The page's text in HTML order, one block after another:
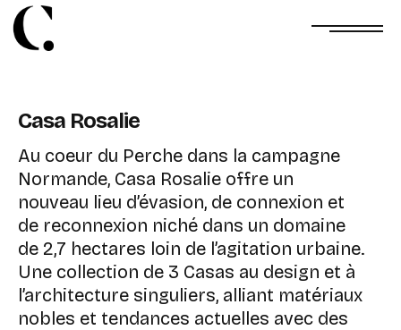
Casa Rosalie
Au coeur du Perche dans la campagne
Normande, Casa Rosalie offre un
nouveau lieu d’évasion, de connexion et
de reconnexion niché dans un domaine
de 2,7 hectares loin de l’agitation urbaine.
Une collection de 3 Casas au design et à
l’architecture singuliers, alliant matériaux
nobles et tendances actuelles avec des